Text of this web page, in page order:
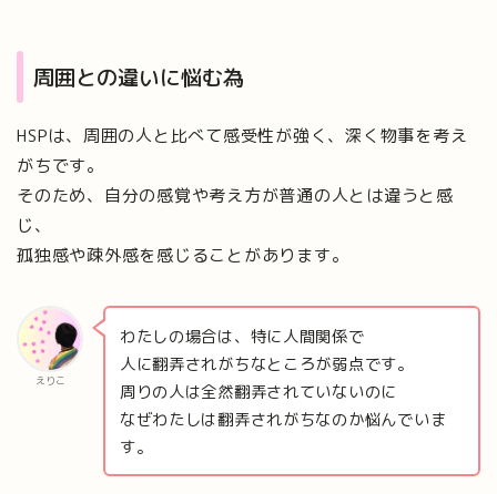
周囲との違いに悩む為
HSPは、周囲の人と比べて感受性が強く、深く物事を考え
がちです。
そのため、自分の感覚や考え方が普通の人とは違うと感
じ、
孤独感や疎外感を感じることがあります。
えりこ
わたしの場合は、特に人間関係で
人に翻弄されがちなところが弱点です。
周りの人は全然翻弄されていないのに
なぜわたしは翻弄されがちなのか悩んでいま
す。